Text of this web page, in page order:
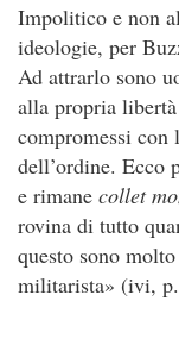
Impolitico e non
ideologie, per
Ad attrarlo sono
alla propria
compromessi con
dell’ordine. Ecco
e rimane collet
rovina di tutto
questo sono
militarista» (ivi,